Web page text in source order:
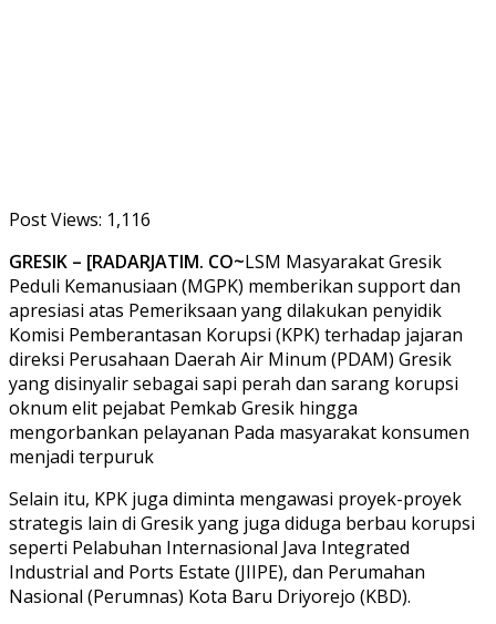
Post Views: 1,116
GRESIK – [RADARJATIM. CO~LSM Masyarakat Gresik
Peduli Kemanusiaan (MGPK) memberikan support dan
apresiasi atas Pemeriksaan yang dilakukan penyidik
Komisi Pemberantasan Korupsi (KPK) terhadap jajaran
direksi Perusahaan Daerah Air Minum (PDAM) Gresik
yang disinyalir sebagai sapi perah dan sarang korupsi
oknum elit pejabat Pemkab Gresik hingga
mengorbankan pelayanan Pada masyarakat konsumen
menjadi terpuruk
Selain itu, KPK juga diminta mengawasi proyek-proyek
strategis lain di Gresik yang juga diduga berbau korupsi
seperti Pelabuhan Internasional Java Integrated
Industrial and Ports Estate (JIIPE), dan Perumahan
Nasional (Perumnas) Kota Baru Driyorejo (KBD).